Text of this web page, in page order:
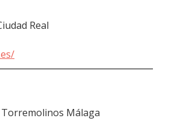
Real
Málaga